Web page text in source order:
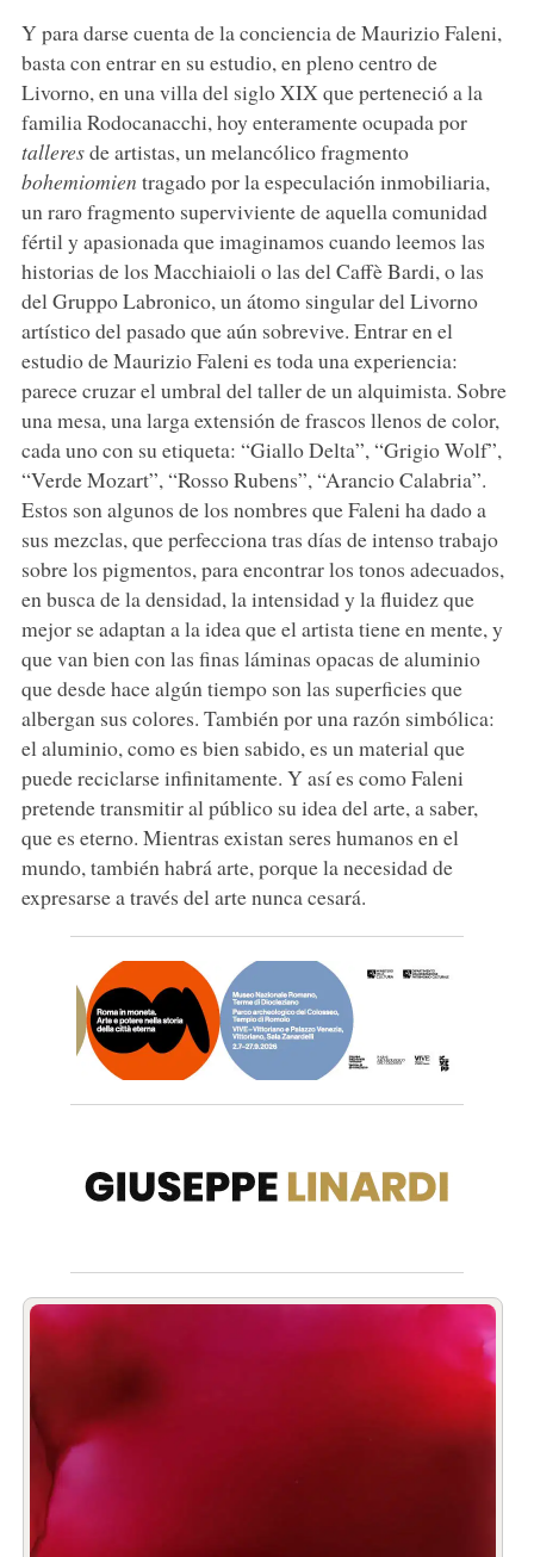
Y para darse cuenta de la conciencia de Maurizio Faleni,
basta con entrar en su estudio, en pleno centro de
Livorno, en una villa del siglo XIX que perteneció a la
familia Rodocanacchi, hoy enteramente ocupada por
talleresde artistas, un melancólico fragmento
bohemiomien tragado por la especulación inmobiliaria,
un raro fragmento superviviente de aquella comunidad
fértil y apasionada que imaginamos cuando leemos las
historias de los Macchiaioli o las del Caffè Bardi, o las
del Gruppo Labronico, un átomo singular del Livorno
artístico del pasado que aún sobrevive. Entrar en el
estudio de Maurizio Faleni es toda una experiencia:
parece cruzar el umbral del taller de un alquimista. Sobre
una mesa, una larga extensión de frascos llenos de color,
cada uno con su etiqueta: “Giallo Delta”, “Grigio Wolf”,
“Verde Mozart”, “Rosso Rubens”, “Arancio Calabria”.
Estos son algunos de los nombres que Faleni ha dado a
sus mezclas, que perfecciona tras días de intenso trabajo
sobre los pigmentos, para encontrar los tonos adecuados,
en busca de la densidad, la intensidad y la fluidez que
mejor se adaptan a la idea que el artista tiene en mente, y
que van bien con las finas láminas opacas de aluminio
que desde hace algún tiempo son las superficies que
albergan sus colores. También por una razón simbólica:
el aluminio, como es bien sabido, es un material que
puede reciclarse infinitamente. Y así es como Faleni
pretende transmitir al público su idea del arte, a saber,
que es eterno. Mientras existan seres humanos en el
mundo, también habrá arte, porque la necesidad de
expresarse a través del arte nunca cesará.